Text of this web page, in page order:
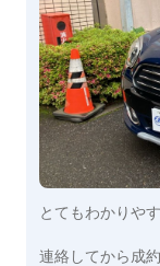
とてもわかりや
連絡してから成